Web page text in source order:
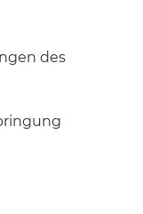
des